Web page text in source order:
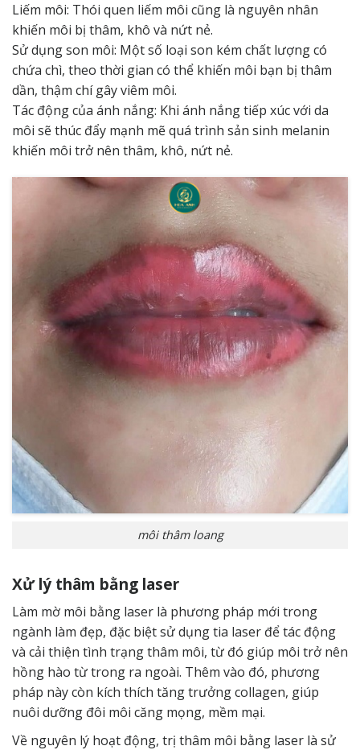
Liếm môi: Thói quen liếm môi cũng là nguyên nhân
khiến môi bị thâm, khô và nứt nẻ.
Sử dụng son môi: Một số loại son kém chất lượng có
chứa chì, theo thời gian có thể khiến môi bạn bị thâm
dần, thậm chí gây viêm môi.
Tác động của ánh nắng: Khi ánh nắng tiếp xúc với da
môi sẽ thúc đẩy mạnh mẽ quá trình sản sinh melanin
khiến môi trở nên thâm, khô, nứt nẻ.
môi thâm loang
Xử lý thâm bằng laser
Làm mờ môi bằng laser là phương pháp mới trong
ngành làm đẹp, đặc biệt sử dụng tia laser để tác động
và cải thiện tình trạng thâm môi, từ đó giúp môi trở nên
hồng hào từ trong ra ngoài. Thêm vào đó, phương
pháp này còn kích thích tăng trưởng collagen, giúp
nuôi dưỡng đôi môi căng mọng, mềm mại.
Về nguyên lý hoạt động, trị thâm môi bằng laser là sử